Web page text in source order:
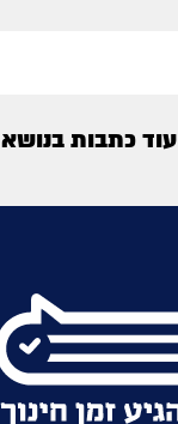
עוד כתבות בנושא